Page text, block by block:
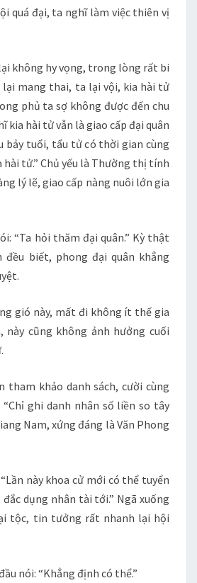
quá đại, ta nghĩ làm việc thiên vị
không hy vọng, trong lòng rất bi
lại mang thai, ta lại vội, kia hài tử
phủ ta sợ không được đến chu
kia hài tử vẫn là giao cấp đại quân
bảy tuổi, tẩu tử có thời gian cùng
hài tử.” Chủ yếu là Thường thị tính
lý lẽ, giao cấp nàng nuôi lớn gia
“Ta hỏi thăm đại quân.” Kỳ thật
đều biết, phong đại quân khẳng
gió này, mất đi không ít thế gia
này cũng không ảnh hưởng cuối
tham khảo danh sách, cười cùng
ghi danh nhân số liền so tây
Nam, xứng đáng là Văn Phong
này khoa cử mới có thể tuyển
dụng nhân tài tới.” Ngã xuống
tộc, tin tưởng rất nhanh lại hội
nói: “Khẳng định có thể.”